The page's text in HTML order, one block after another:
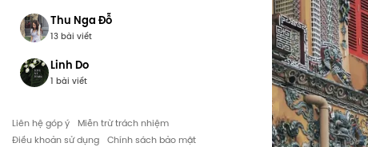
Thu Nga Đỗ
13 bài viết
Linh Do
1 bài viết
Liên hệ góp ý
Miễn trừ trách nhiệm
Điều khoản sử dụng
Chính sách bảo mật